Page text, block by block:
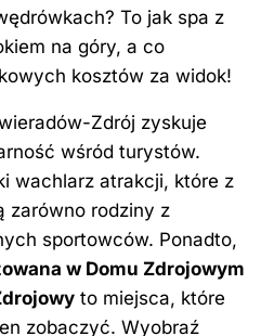
To jak spa z
na góry, a co
kosztów za widok!
Zdrój zyskuje
wśród turystów.
wachlarz atrakcji, które z
zarówno rodziny z
sportowców. Ponadto,
w Domu Zdrojowym
to miejsca, które
zobaczyć. Wyobraź